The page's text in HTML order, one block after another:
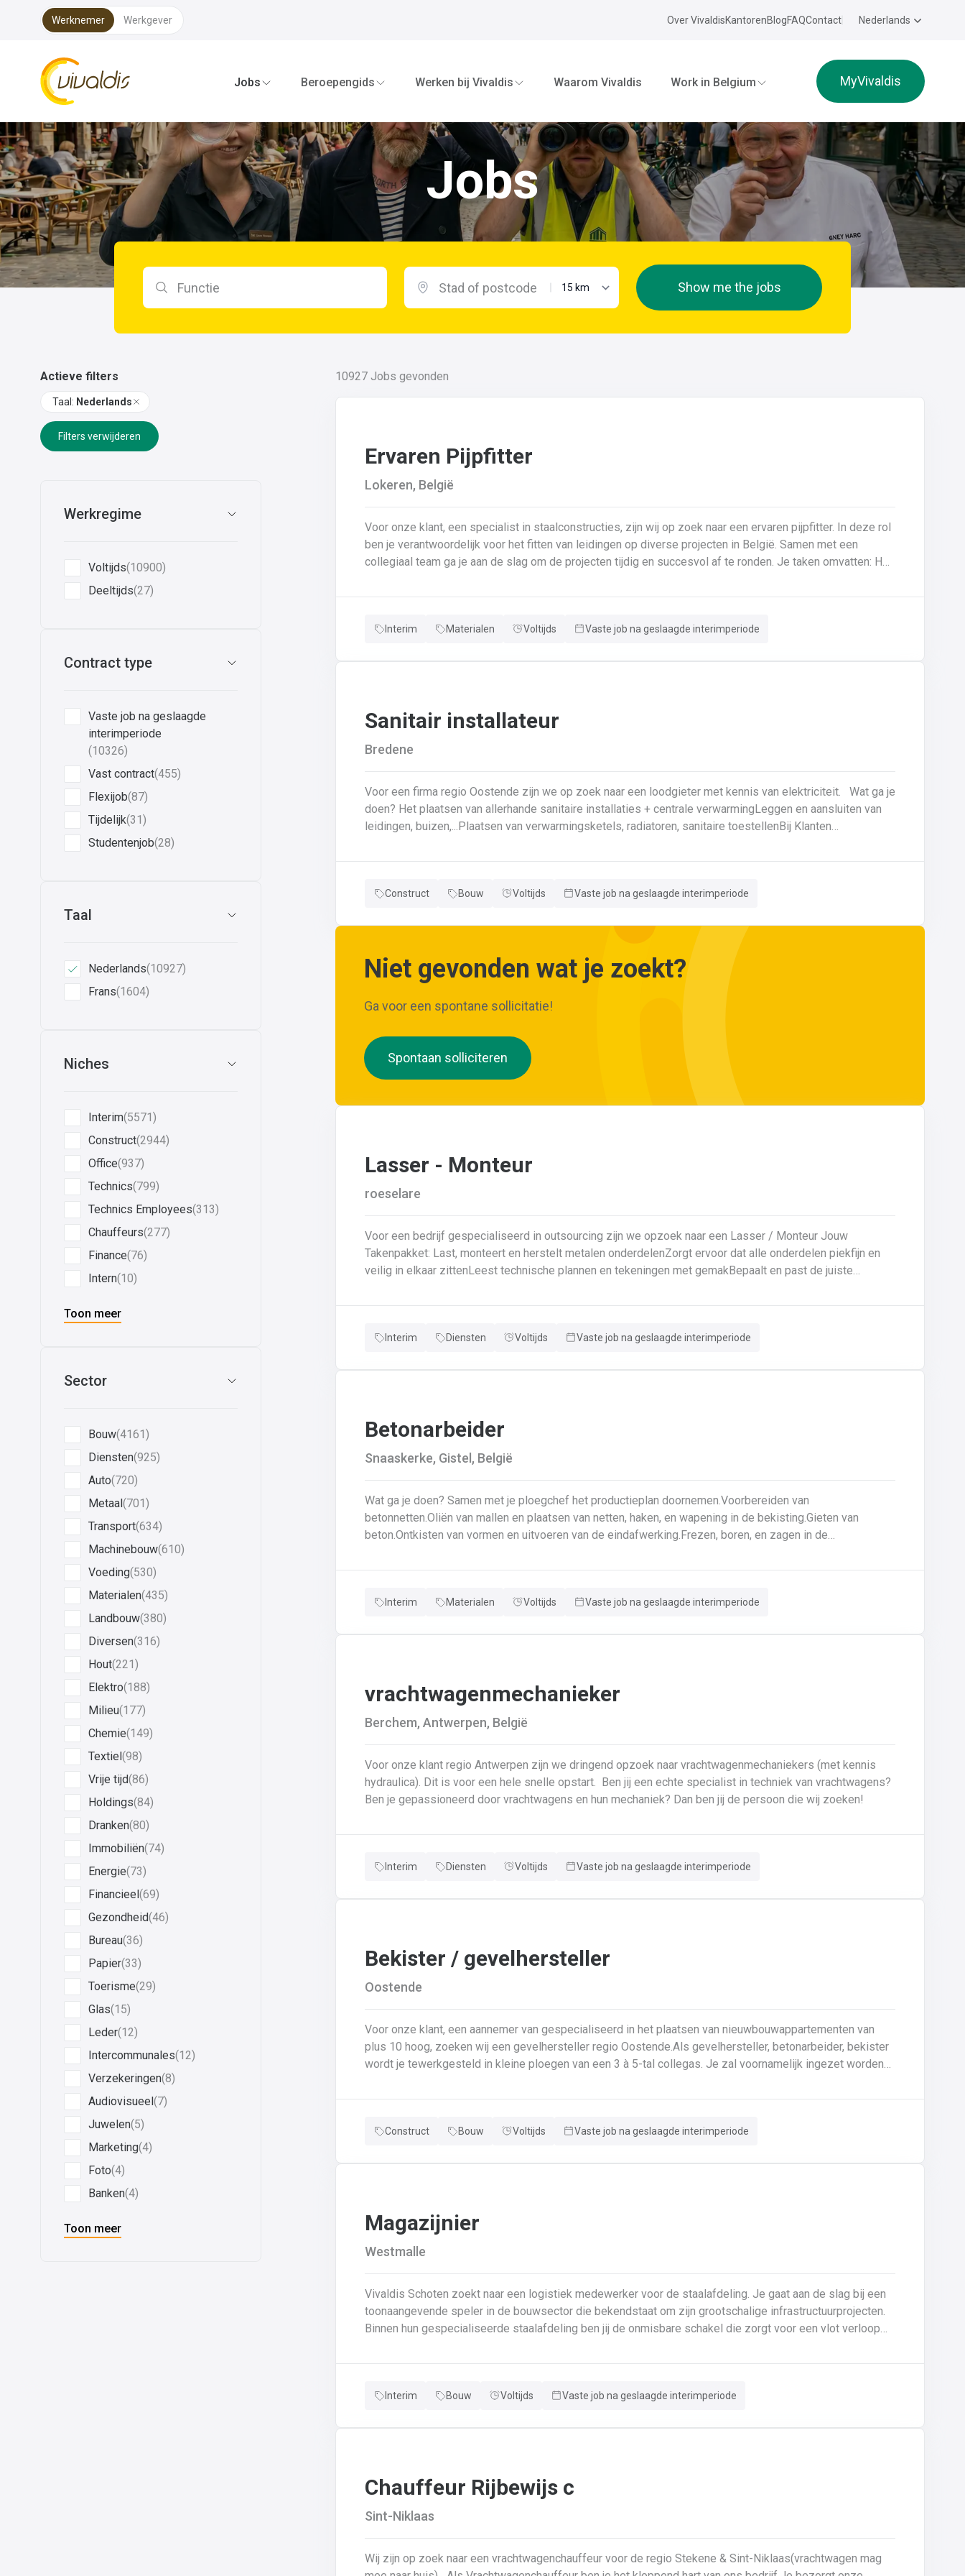
Werknemer Werkgever Over VivaldisKantorenBlogFAQContact Nederlands
Vivaldis Interim
Jobs
Beroepengids Werken bij Vivaldis Waarom Vivaldis Work in Belgium MyVivaldis
Jobs
Zoeken op functie maximale afstand Show me the jobs
Actieve filters
Taal : Nederlands
Filters verwijderen
Werkregime
Voltijds(10900)
Deeltijds(27)
Contract type
Vaste job na geslaagde
interimperiode
(10326)
Vast contract(455)
Flexijob(87)
Tijdelijk(31)
Studentenjob(28)
Taal
Nederlands(10927)
Frans(1604)
Niches
Interim(5571)
Construct(2944)
Office(937)
Technics(799)
Technics Employees(313)
Chauffeurs(277)
Finance(76)
Intern(10)
Toon meer
Sector
Bouw(4161)
Diensten(925)
Auto(720)
Metaal(701)
Transport(634)
Machinebouw(610)
Voeding(530)
Materialen(435)
Landbouw(380)
Diversen(316)
Hout(221)
Elektro(188)
Milieu(177)
Chemie(149)
Textiel(98)
Vrije tijd(86)
Holdings(84)
Dranken(80)
Immobiliën(74)
Energie(73)
Financieel(69)
Gezondheid(46)
Bureau(36)
Papier(33)
Toerisme(29)
Glas(15)
Leder(12)
Intercommunales(12)
Verzekeringen(8)
Audiovisueel(7)
Juwelen(5)
Marketing(4)
Foto(4)
Banken(4)
Toon meer
10927 Jobs gevonden
Ervaren Pijpfitter
Lokeren, België
Voor onze klant, een specialist in staalconstructies, zijn wij op zoek naar een ervaren pijpfitter. In deze rol
ben je verantwoordelijk voor het fitten van leidingen op diverse projecten in België. Samen met een
collegiaal team ga je aan de slag om de projecten tijdig en succesvol af te ronden. Je taken omvatten: Het
van leidingen in samenwerking met je collega’s.Basisonderhoud aan machines en installaties.Kritische
en bijhouden van lasdossiers.Interpretatie en uitvoering van ISO-tekeningen en P&ID’s.Herstellingen en
Interim Materialen Voltijds Vaste job na geslaagde interimperiode
Sanitair installateur
Bredene
Voor een firma regio Oostende zijn we op zoek naar een loodgieter met kennis van elektriciteit. Wat ga je
doen? Het plaatsen van allerhande sanitaire installaties + centrale verwarmingLeggen en aansluiten van
leidingen, buizen,...Plaatsen van verwarmingsketels, radiatoren, sanitaire toestellenBij Klanten
Neem gerust de vacature even door! Indien je nog vragen hebt, kan je ons telefonisch of via mail bereiken op 059 80
Construct Bouw Voltijds Vaste job na geslaagde interimperiode
Niet gevonden wat je zoekt?
Ga voor een spontane sollicitatie!
Spontaan solliciteren
Lasser - Monteur
roeselare
Voor een bedrijf gespecialiseerd in outsourcing zijn we opzoek naar een Lasser / Monteur Jouw
Takenpakket: Last, monteert en herstelt metalen onderdelenZorgt ervoor dat alle onderdelen piekfijn en
veilig in elkaar zittenLeest technische plannen en tekeningen met gemakBepaalt en past de juiste
veiligheidsvoorschriftenDraagt bij aan een stevige en duurzame basis voor elk project
Interim Diensten Voltijds Vaste job na geslaagde interimperiode
Betonarbeider
Snaaskerke, Gistel, België
Wat ga je doen? Samen met je ploegchef het productieplan doornemen.Voorbereiden van
betonnetten.Oliën van mallen en plaatsen van netten, haken, en wapening in de bekisting.Gieten van
beton.Ontkisten van vormen en uitvoeren van de eindafwerking.Frezen, boren, en zagen in de
en naleven van veiligheids-, kwaliteits-, en milieuregels.
Interim Materialen Voltijds Vaste job na geslaagde interimperiode
vrachtwagenmechanieker
Berchem, Antwerpen, België
Voor onze klant regio Antwerpen zijn we dringend opzoek naar vrachtwagenmechaniekers (met kennis
hydraulica). Dit is voor een hele snelle opstart. Ben jij een echte specialist in techniek van vrachtwagens?
Ben je gepassioneerd door vrachtwagens en hun mechaniek? Dan ben jij de persoon die wij zoeken!
Interim Diensten Voltijds Vaste job na geslaagde interimperiode
Bekister / gevelhersteller
Oostende
Voor onze klant, een aannemer van gespecialiseerd in het plaatsen van nieuwbouwappartementen van
plus 10 hoog, zoeken wij een gevelhersteller regio Oostende.Als gevelhersteller, betonarbeider, bekister
wordt je tewerkgesteld in kleine ploegen van een 3 à 5-tal collegas. Je zal voornamelijk ingezet worden
van gevelbekleding;Gebruik maken van deze technieken: crepi bepleistering steenstrips hout
een beschermlaag;Herstellen van beton met hoogwaardige reparatiemortel. Beton is je 2de natuur en
aanpakken. Dan is dit zeker de job voor jou!
Construct Bouw Voltijds Vaste job na geslaagde interimperiode
Magazijnier
Westmalle
Vivaldis Schoten zoekt naar een logistiek medewerker voor de staalafdeling. Je gaat aan de slag bij een
toonaangevende speler in de bouwsector die bekendstaat om zijn grootschalige infrastructuurprojecten.
Binnen hun gespecialiseerde staalafdeling ben jij de onmisbare schakel die zorgt voor een vlot verloop
efficiëntie centraal staan. 📍 Wat kan je van de job verwachten? Laden van vrachtwagens: Je zorgt ervoor
nauwgezet de vrachtbrieven en veiligheidsregels volgt.Intern transport: Je bent verantwoordelijk voor het
Assistentie in de schilderhal: Je ondersteunt het proces door staalelementen klaar te leggen en om te
Interim Bouw Voltijds Vaste job na geslaagde interimperiode
Chauffeur Rijbewijs c
Sint-Niklaas
Wij zijn op zoek naar een vrachtwagenchauffeur voor de regio Stekene & Sint-Niklaas(vrachtwagen mag